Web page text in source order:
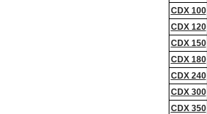
CDX 100
CDX 120
CDX 150
CDX 180
CDX 240
CDX 300
CDX 350